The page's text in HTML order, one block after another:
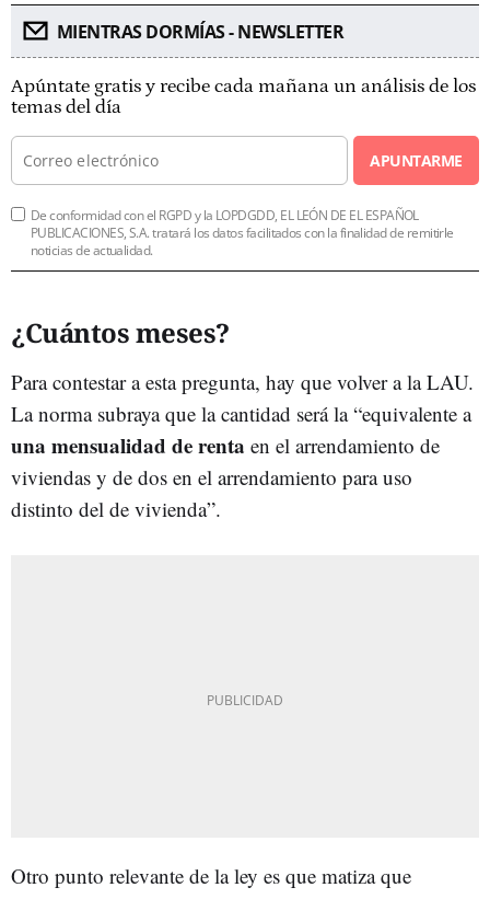
MIENTRAS DORMÍAS - NEWSLETTER
Apúntate gratis y recibe cada mañana un análisis de los
temas del día
APUNTARME
De conformidad con el RGPD y la LOPDGDD, EL LEÓN DE EL ESPAÑOL
PUBLICACIONES, S.A. tratará los datos facilitados con la finalidad de remitirle
noticias de actualidad.
¿Cuántos meses?
Para contestar a esta pregunta, hay que volver a la LAU.
La norma subraya que la cantidad será la “equivalente a
una mensualidad de renta en el arrendamiento de
viviendas y de dos en el arrendamiento para uso
distinto del de vivienda”.
Otro punto relevante de la ley es que matiza que